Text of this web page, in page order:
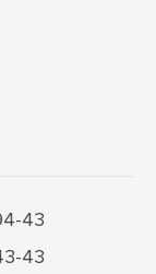
43
43